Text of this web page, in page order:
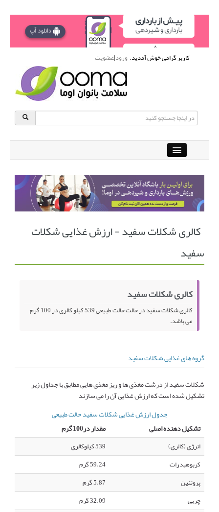
کاربر گرامی خوش آمدید.ورود|عضویت
باشگاه آنلاین ورزشی اوما
دانشنامه سلامت بانوان پرسش و پاسخ
انجمن متخصصین زنان و اوما انتخاب نام کودک
فهرست مواد غذایی
کالری شکلات سفید - ارزش غذایی شکلات
سفید
کالری شکلات سفید
کالری شکلات سفید در حالت حالت طبیعی 539 کیلو کالری در 100 گرم
می باشد.
گروه های غذایی شکلات سفید
شکلات سفید از درشت مغذی ها و ریز مغذی هایی مطابق با جداول زیر
تشکیل شده است که ارزش غذایی آن را می سازند
جدول ارزش غذایی شکلات سفید حالت طبیعی
تشکیل دهنده اصلی
مقدار در100 گرم
انرژی (کالری)
539 کیلوکالری
کربوهیدرات
59.24 گرم
پروتئین
5.87 گرم
چربی
32.09 گرم